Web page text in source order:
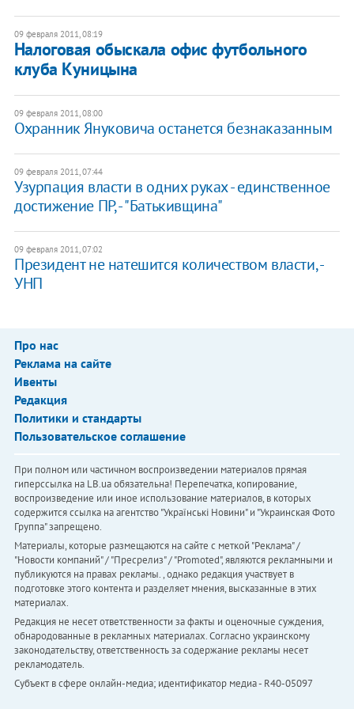
09 февраля 2011, 08:19
Налоговая обыскала офис футбольного
клуба Куницына
09 февраля 2011, 08:00
Охранник Януковича останется безнаказанным
09 февраля 2011, 07:44
Узурпация власти в одних руках - единственное
достижение ПР, - "Батькивщина"
09 февраля 2011, 07:02
Президент не натешится количеством власти, -
УНП
Про нас
Реклама на сайте
Ивенты
Редакция
Политики и стандарты
Пользовательское соглашение
При полном или частичном воспроизведении материалов прямая
гиперссылка на LB.ua обязательна! Перепечатка, копирование,
воспроизведение или иное использование материалов, в которых
содержится ссылка на агентство "Українськi Новини" и "Украинская Фото
Группа" запрещено.
Материалы, которые размещаются на сайте с меткой "Реклама" /
"Новости компаний" / "Пресрелиз" / "Promoted", являются рекламными и
публикуются на правах рекламы. , однако редакция участвует в
подготовке этого контента и разделяет мнения, высказанные в этих
материалах.
Редакция не несет ответственности за факты и оценочные суждения,
обнародованные в рекламных материалах. Согласно украинскому
законодательству, ответственность за содержание рекламы несет
рекламодатель.
Субъект в сфере онлайн-медиа; идентификатор медиа - R40-05097